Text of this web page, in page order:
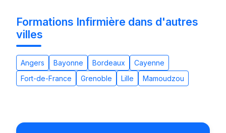
Formations Infirmière dans d'autres
villes
Angers Bayonne Bordeaux
Cayenne
Fort-de-France
Grenoble Lille Mamoudzou